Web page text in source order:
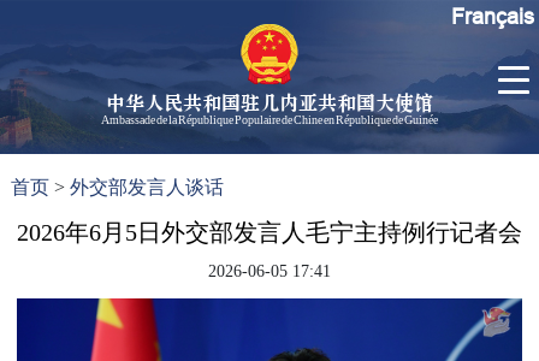
中华人民共和国驻几内亚共和国大使馆
Ambassade de la République Populaire de Chine en République de Guinée
大使信
几
Français
首页 >外交部发言人谈话
2026年6月5日外交部发言人毛宁主持例行记者会
2026-06-05 17:41